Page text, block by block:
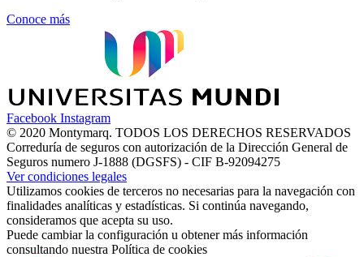
Conoce más
Facebook Instagram
© 2020 Montymarq. TODOS LOS DERECHOS RESERVADOS
Correduría de seguros con autorización de la Dirección General de
Seguros numero J-1888 (DGSFS) - CIF B-92094275
Ver condiciones legales
Utilizamos cookies de terceros no necesarias para la navegación con
finalidades analíticas y estadísticas. Si continúa navegando,
consideramos que acepta su uso.
Puede cambiar la configuración u obtener más información
consultando nuestra Política de cookies